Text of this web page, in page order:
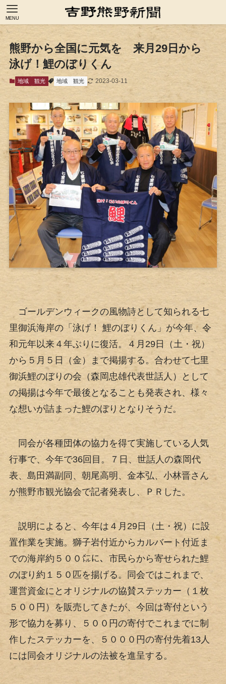
MENU
熊野から全国に元気を 来月29日から
泳げ！鯉のぼりくん
地域 観光 地域 観光 2023-03-11
ゴールデンウィークの風物詩として知られる七
里御浜海岸の「泳げ！ 鯉のぼりくん」が今年、令
和元年以来４年ぶりに復活。４月29日（土・祝）
から５月５日（金）まで掲揚する。合わせて七里
御浜鯉のぼりの会（森岡忠雄代表世話人）として
の掲揚は今年で最後となることも発表され、様々
な想いが詰まった鯉のぼりとなりそうだ。
同会が各種団体の協力を得て実施している人気
行事で、今年で36回目。７日、世話人の森岡代
表、島田満副同、朝尾高明、金本弘、小林晋さん
が熊野市観光協会で記者発表し、ＰＲした。
説明によると、今年は４月29日（土・祝）に設
置作業を実施。獅子岩付近からカルバート付近ま
での海岸約５００㍍に、市民らから寄せられた鯉
のぼり約１５０匹を揚げる。同会ではこれまで、
運営資金にとオリジナルの協賛ステッカー（１枚
５００円）を販売してきたが、今回は寄付という
形で協力を募り、５００円の寄付でこれまでに制
作したステッカーを、５０００円の寄付先着13人
には同会オリジナルの法被を進呈する。